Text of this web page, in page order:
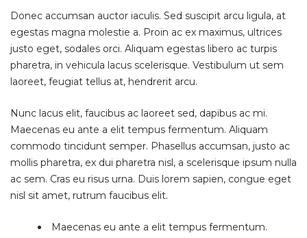
Donec accumsan auctor iaculis. Sed suscipit arcu ligula, at
egestas magna molestie a. Proin ac ex maximus, ultrices
justo eget, sodales orci. Aliquam egestas libero ac turpis
pharetra, in vehicula lacus scelerisque. Vestibulum ut sem
laoreet, feugiat tellus at, hendrerit arcu.
Nunc lacus elit, faucibus ac laoreet sed, dapibus ac mi.
Maecenas eu ante a elit tempus fermentum. Aliquam
commodo tincidunt semper. Phasellus accumsan, justo ac
mollis pharetra, ex dui pharetra nisl, a scelerisque ipsum nulla
ac sem. Cras eu risus urna. Duis lorem sapien, congue eget
nisl sit amet, rutrum faucibus elit.
Maecenas eu ante a elit tempus fermentum.